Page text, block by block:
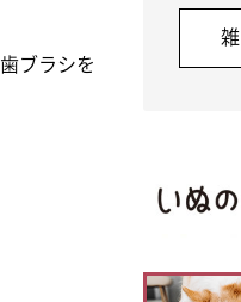
ブラシを